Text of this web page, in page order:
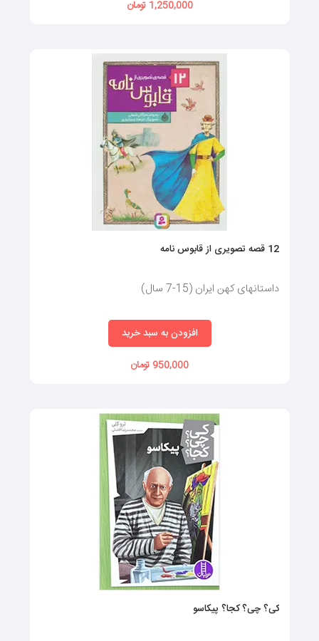
1,250,000 تومان
12 قصه تصویری از قابوس نامه
داستانهای کهن ایران (15-7 سال)
افزودن به سبد خرید
950,000 تومان
کی؟ چی؟‌ کجا؟ پیکاسو